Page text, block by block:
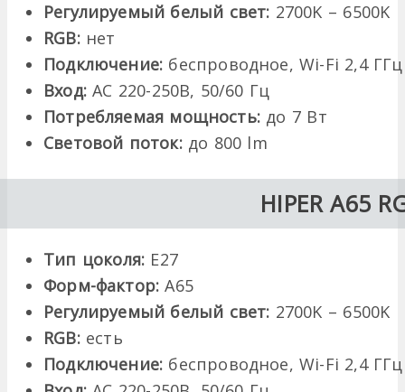
Регулируемый белый свет: 2700K – 6500K
RGB:нет
Подключение: беспроводное, Wi-Fi 2,4 ГГц
Вход:AC 220-250В, 50/60 Гц
Потребляемая мощность: до 7 Вт
Световой поток:до 800 lm
HIPER A65
Тип цоколя: Е27
Форм-фактор: A65
Регулируемый белый свет: 2700K – 6500K
RGB:есть
Подключение: беспроводное, Wi-Fi 2,4 ГГц